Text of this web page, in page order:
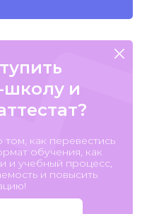
и
как перевестись
обучения, как
и учебный процесс,
и повысить